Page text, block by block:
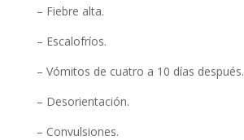
– Fiebre alta.
– Escalofríos.
– Vómitos de cuatro a 10 días después.
– Desorientación.
– Convulsiones.